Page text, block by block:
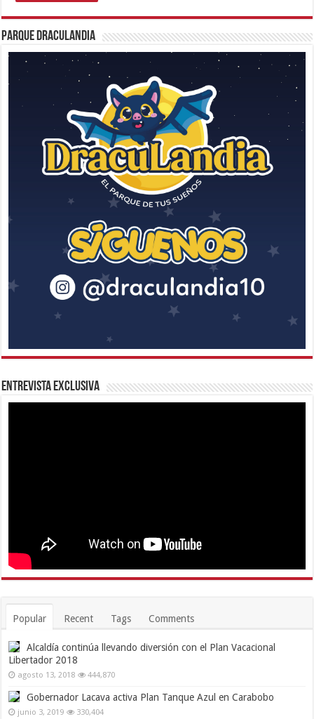
Parque Draculandia
Entrevista Exclusiva
Popular Recent Tags Comments
Alcaldía continúa llevando diversión con el Plan Vacacional
Libertador 2018
agosto 13, 2018 444,870
Gobernador Lacava activa Plan Tanque Azul en Carabobo
junio 3, 2019 330,404